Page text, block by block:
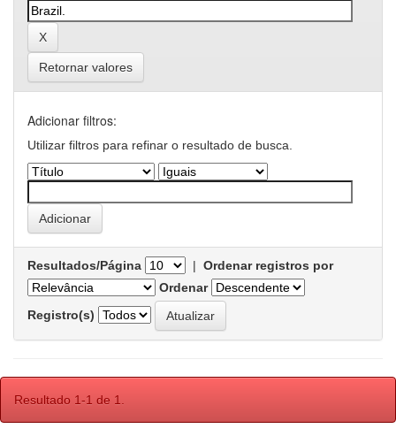
Retornar valores
Adicionar filtros:
Utilizar filtros para refinar o resultado de busca.
Resultados/Página | Ordenar registros por
Ordenar
Registro(s)
Resultado 1-1 de 1.